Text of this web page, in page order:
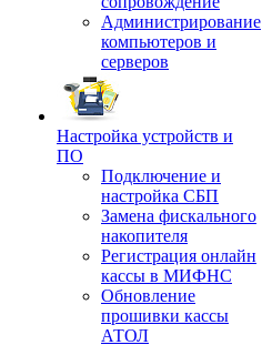
Администрирование
компьютеров и
серверов
Настройка устройств и
ПО
Подключение и
настройка СБП
Замена фискального
накопителя
Регистрация онлайн
кассы в МИФНС
Обновление
прошивки кассы
АТОЛ